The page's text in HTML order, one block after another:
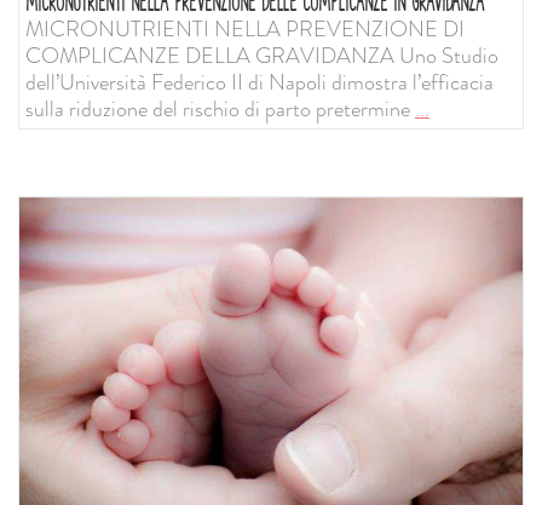
MICRONUTRIENTI NELLA PREVENZIONE DI
COMPLICANZE DELLA GRAVIDANZA Uno Studio
dell’Università Federico II di Napoli dimostra l’efficacia
sulla riduzione del rischio di parto pretermine...